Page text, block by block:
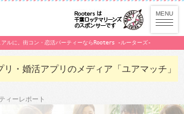
アルに。街コン・恋活パーティーならRooters -ルーターズ-
リ・婚活アプリのメディア「ユアマッチ」
ィーレポート